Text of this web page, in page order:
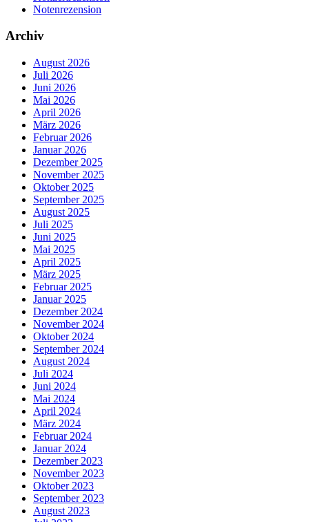
Notenrezension
Archiv
August 2026
Juli 2026
Juni 2026
Mai 2026
April 2026
März 2026
Februar 2026
Januar 2026
Dezember 2025
November 2025
Oktober 2025
September 2025
August 2025
Juli 2025
Juni 2025
Mai 2025
April 2025
März 2025
Februar 2025
Januar 2025
Dezember 2024
November 2024
Oktober 2024
September 2024
August 2024
Juli 2024
Juni 2024
Mai 2024
April 2024
März 2024
Februar 2024
Januar 2024
Dezember 2023
November 2023
Oktober 2023
September 2023
August 2023